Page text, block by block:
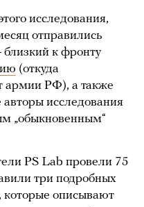
исследования,
отправились
близкий к фронту
(откуда
армии РФ), а также
авторы исследования
„обыкновенным“
PS Lab провели 75
три подробных
которые описывают